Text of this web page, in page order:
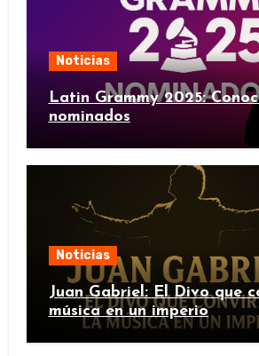
Noticias
Latin Grammy 2025:
nominados
Noticias
Juan Gabriel: El Divo que
música en un imperio